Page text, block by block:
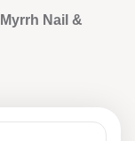
Myrrh Nail &